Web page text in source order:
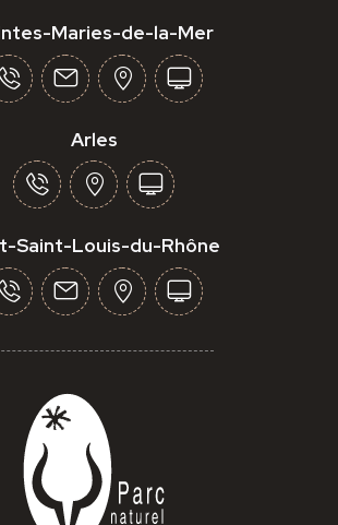
Maries-de-la-Mer
Arles
Saint-Louis-du-Rhône